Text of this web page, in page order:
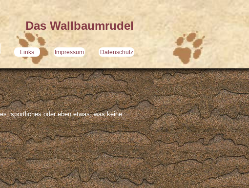
Das Wallbaumrudel
Links Impressum Datenschutz
sportliches oder eben etwas, was keine